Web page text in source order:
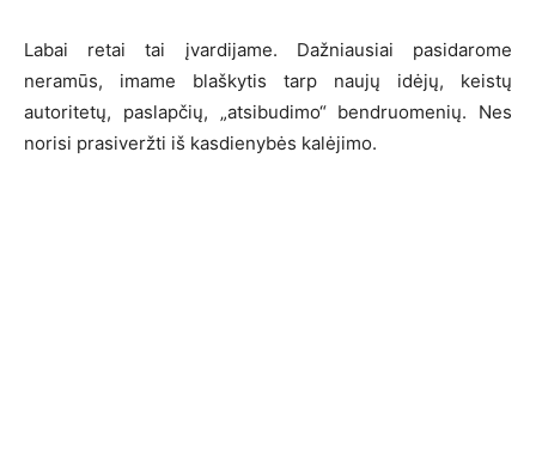
Labai retai tai įvardijame. Dažniausiai pasidarome
neramūs, imame blaškytis tarp naujų idėjų, keistų
autoritetų, paslapčių, „atsibudimo“ bendruomenių. Nes
norisi prasiveržti iš kasdienybės kalėjimo.